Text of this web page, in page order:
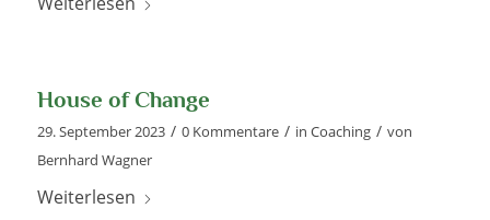
House of Change
29. September 2023 / 0 Kommentare / in Coaching / von
Bernhard Wagner
Weiterlesen